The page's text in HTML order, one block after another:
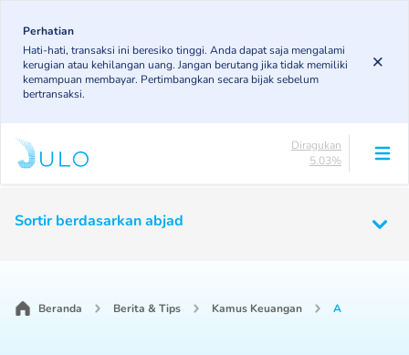
main
content
Perhatian
Hati-hati, transaksi ini beresiko tinggi. Anda dapat saja mengalami
kerugian atau kehilangan uang. Jangan berutang jika tidak memiliki
kemampuan membayar. Pertimbangkan secara bijak sebelum
bertransaksi.
navigation
83.14%
DPK
5.97%
Diragukan
5.03%
4.91%
Sortir berdasarkan abjad
Beranda Berita & Tips Kamus Keuangan A